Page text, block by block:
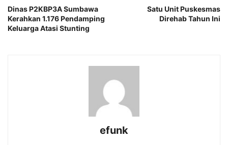
Dinas P2KBP3A Sumbawa
Kerahkan 1.176 Pendamping
Keluarga Atasi Stunting
Satu Unit Puskesmas
Direhab Tahun Ini
efunk